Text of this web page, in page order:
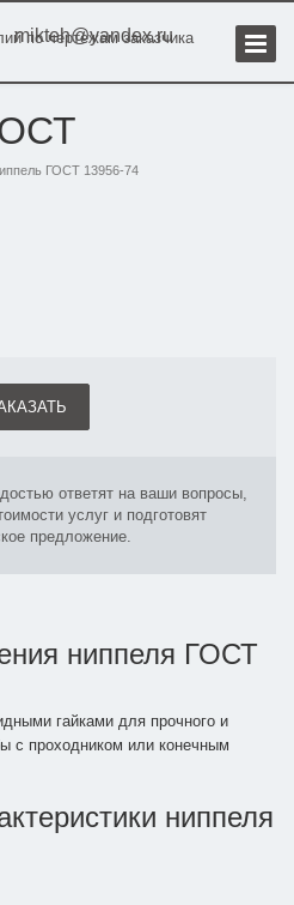
mikteh@yandex.ru
ГОСТ 13956-74
ответят на ваши вопросы,
услуг и подготовят
предложение.
ниппеля ГОСТ
гайками для прочного и
с проходником или конечным
ниппеля